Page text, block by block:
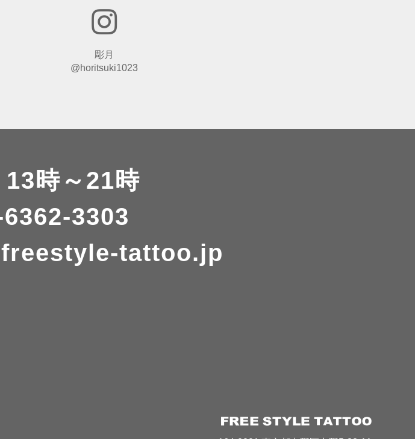
彫月
@horitsuki1023
時～21時
3303
tattoo.jp